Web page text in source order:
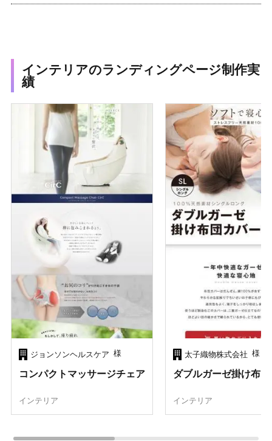
インテリアのランディングページ制作実
績
ジョンソンヘルスケア 様
コンパクトマッサージチェア
インテリア
太子織物株式会社 様
ダブルガーゼ掛け布
インテリア